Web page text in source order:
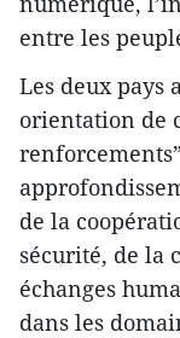
entre les
Les deux pays
orientation de
de la
sécurité, de la
échanges
dans les